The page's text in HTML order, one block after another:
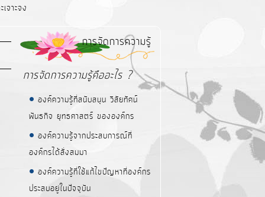
จาะจง
การจัดการความรู้
การจัดการความรู้คืออะไร ?
องค์ความรู้ที่สนับสนุน วิสัยทัศน์
พันธกิจ ยุทธศาสตร์ ขององค์กร
องค์ความรู้จากประสบการณ์ที่
องค์กรได้สั่งสมมา
องค์ความรู้ที่ใช้แก้ไขปัญหาที่องค์กร
ประสบอยู่ในปัจจุบัน